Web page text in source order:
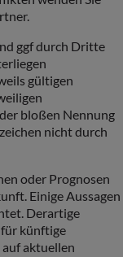
ggf durch Dritte
gültigen
bloßen Nennung
nicht durch
oder Prognosen
Einige Aussagen
Derartige
künftige
aktuellen